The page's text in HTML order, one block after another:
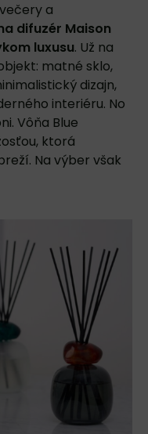
a
difuzér Maison
luxusu. Už na
matné sklo,
dizajn,
interiéru. No
Vôňa Blue
ktorá
Na výber však